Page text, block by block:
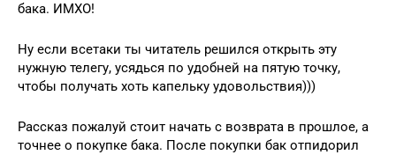
бака. ИМХО!
Ну если всетаки ты читатель решился открыть эту
нужную телегу, усядься по удобней на пятую точку,
чтобы получать хоть капельку удовольствия)))
Рассказ пожалуй стоит начать с возврата в прошлое, а
точнее о покупке бака. После покупки бак отпидорил